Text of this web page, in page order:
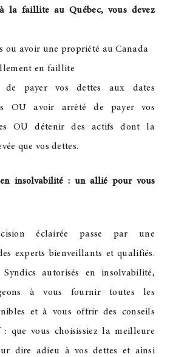
la faillite au Québec, vous devez
ou avoir une propriété au Canada
en faillite
de payer vos dettes aux dates
OU avoir arrêté de payer vos
OU détenir des actifs dont la
que vos dettes.
insolvabilité : un allié pour vous
éclairée passe par une
experts bienveillants et qualifiés.
autorisés en insolvabilité,
à vous fournir toutes les
et à vous offrir des conseils
: que vous choisissiez la meilleure
dire adieu à vos dettes et ainsi